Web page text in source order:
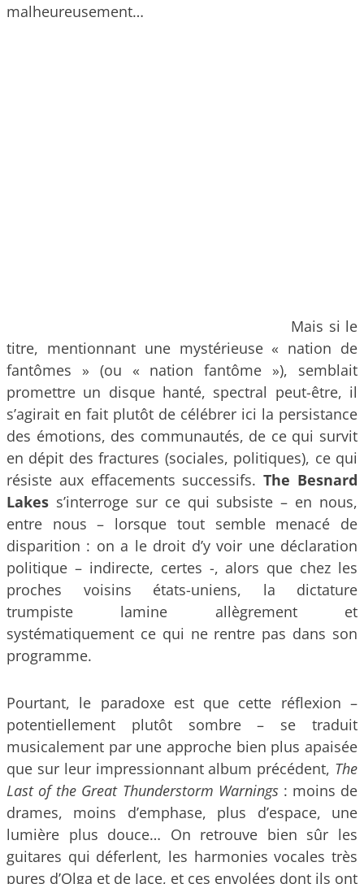
malheureusement…
Mais si le
titre, mentionnant une mystérieuse « nation de
fantômes » (ou « nation fantôme »), semblait
promettre un disque hanté, spectral peut-être, il
s’agirait en fait plutôt de célébrer ici la persistance
des émotions, des communautés, de ce qui survit
en dépit des fractures (sociales, politiques), ce qui
résiste aux effacements successifs.The Besnard
Lakes s’interroge sur ce qui subsiste – en nous,
entre nous – lorsque tout semble menacé de
disparition : on a le droit d’y voir une déclaration
politique – indirecte, certes -, alors que chez les
proches voisins états-uniens, la dictature
trumpiste lamine allègrement et
systématiquement ce qui ne rentre pas dans son
programme.
Pourtant, le paradoxe est que cette réflexion –
potentiellement plutôt sombre – se traduit
musicalement par une approche bien plus apaisée
que sur leur impressionnant album précédent, The
Last of the Great Thunderstorm Warnings: moins de
drames, moins d’emphase, plus d’espace, une
lumière plus douce… On retrouve bien sûr les
guitares qui déferlent, les harmonies vocales très
pures d’Olga et de Jace, et ces envolées dont ils ont